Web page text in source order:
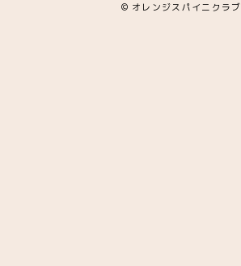
© オレンジスパイニクラブ